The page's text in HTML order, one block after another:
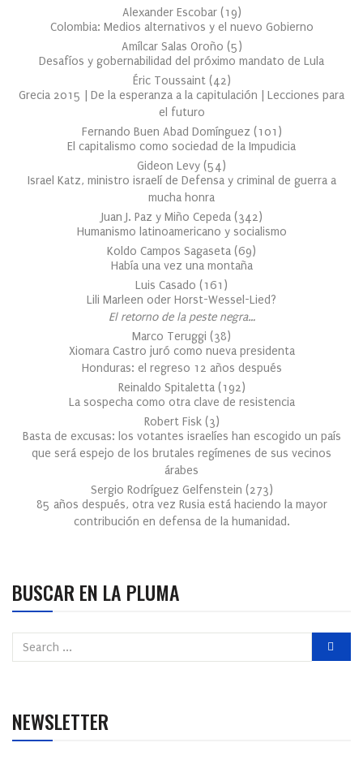
Alexander Escobar (19)
Colombia: Medios alternativos y el nuevo Gobierno
Amílcar Salas Oroño (5)
Desafíos y gobernabilidad del próximo mandato de Lula
Éric Toussaint (42)
Grecia 2015 | De la esperanza a la capitulación | Lecciones para
el futuro
Fernando Buen Abad Domínguez (101 )
El capitalismo como sociedad de la Impudicia
Gideon Levy (54)
Israel Katz, ministro israelí de Defensa y criminal de guerra a
mucha honra
Juan J. Paz y Miño Cepeda (342)
Humanismo latinoamericano y socialismo
Koldo Campos Sagaseta (69)
Había una vez una montaña
Luis Casado (161 )
Lili Marleen oder Horst-Wessel-Lied?
El retorno de la peste negra…
Marco Teruggi (38)
Xiomara Castro juró como nueva presidenta
Honduras: el regreso 12 años después
Reinaldo Spitaletta (192)
La sospecha como otra clave de resistencia
Robert Fisk (3)
Basta de excusas: los votantes israelíes han escogido un país
que será espejo de los brutales regímenes de sus vecinos
árabes
Sergio Rodríguez Gelfenstein (273)
85 años después, otra vez Rusia está haciendo la mayor
contribución en defensa de la humanidad.
BUSCAR EN LA PLUMA
NEWSLETTER